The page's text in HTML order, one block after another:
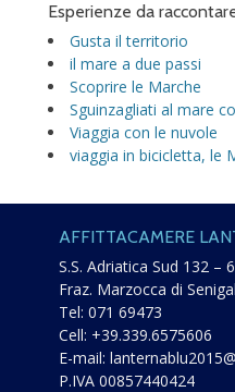
Esperienze da
Gusta il territorio
il mare a due passi
Scoprire le Marche
Sguinzagliati al mare
Viaggia con le nuvole
viaggia in bicicletta, le
AFFITTACAMERE
S.S. Adriatica Sud 132 –
Fraz. Marzocca di
Tel: 071 69473
Cell: +39.339.6575606
E-mail:
P.IVA 00857440424